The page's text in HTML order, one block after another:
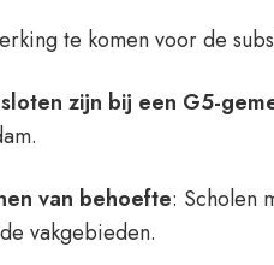
te komen voor de
zijn bij een G5-
van behoefte: Scholen
vakgebieden.